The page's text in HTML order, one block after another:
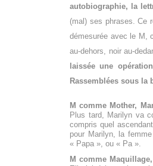
autobiographie, la
(mal) ses phrases. Ce
démesurée avec le M,
au-dehors, noir au-
laissée une
Rassemblées sous la
M comme Mother,
Plus tard, Marilyn va
compris quel
pour Marilyn, la
« Papa », ou « Pa ».
M comme